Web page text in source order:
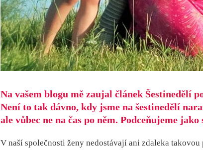
Na vašem blogu mě zaujal článek Šestinedělí
Není to tak dávno, kdy jsme na šestinedělí
ale vůbec ne na čas po něm. Podceňujeme
V naší společnosti ženy nedostávají ani zdaleka